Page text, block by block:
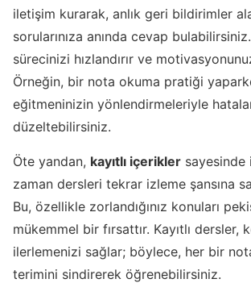
iletişim kurarak, anlık geri bildirimler
sorularınıza anında cevap
sürecinizi hızlandırır ve
Örneğin, bir nota okuma pratiği
eğitmeninizin yönlendirmeleriyle
düzeltebilirsiniz.
Öte yandan, kayıtlı içerikler sayesinde
zaman dersleri tekrar izleme şansına
Bu, özellikle zorlandığınız konuları
mükemmel bir fırsattır. Kayıtlı dersler,
ilerlemenizi sağlar; böylece, her bir
terimini sindirerek öğrenebilirsiniz.